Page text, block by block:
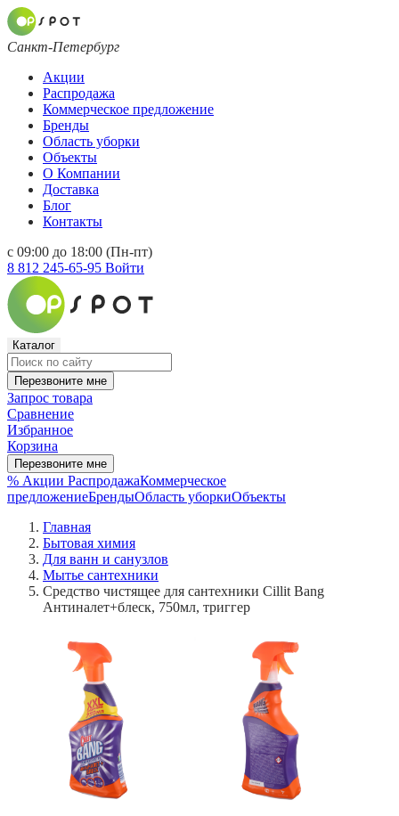
Санкт-Петербург
Акции
Распродажа
Коммерческое предложение
Бренды
Область уборки
Объекты
О Компании
Доставка
Блог
Контакты
с 09:00 до 18:00 (Пн-пт)
8 812 245-65-95 Войти
Каталог
Перезвоните мне
Запрос товара
Сравнение
Избранное
Корзина
Перезвоните мне
% Акции РаспродажаКоммерческое
предложениеБрендыОбласть уборкиОбъекты
Главная
Бытовая химия
Для ванн и санузлов
Мытье сантехники
Средство чистящее для сантехники Cillit Bang
Антиналет+блеск, 750мл, триггер